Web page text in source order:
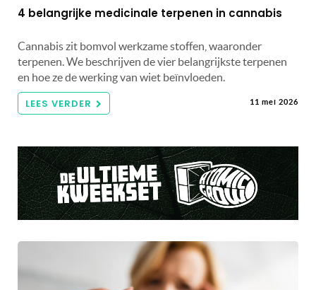
4 belangrijke medicinale terpenen in cannabis
Cannabis zit bomvol werkzame stoffen, waaronder
terpenen. We beschrijven de vier belangrijkste terpenen
en hoe ze de werking van wiet beïnvloeden.
LEES VERDER 11 mei 2026